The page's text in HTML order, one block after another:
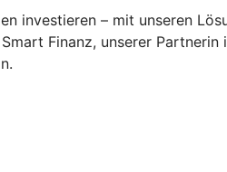
investieren – mit unseren
Finanz, unserer